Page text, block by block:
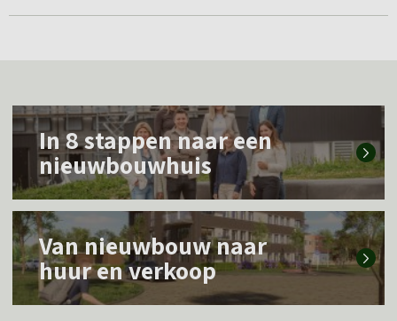
L
s
m
e
In 8 stappen naar een
nieuwbouwhuis
L
e
s
Van nieuwbouw naar
huur en verkoop